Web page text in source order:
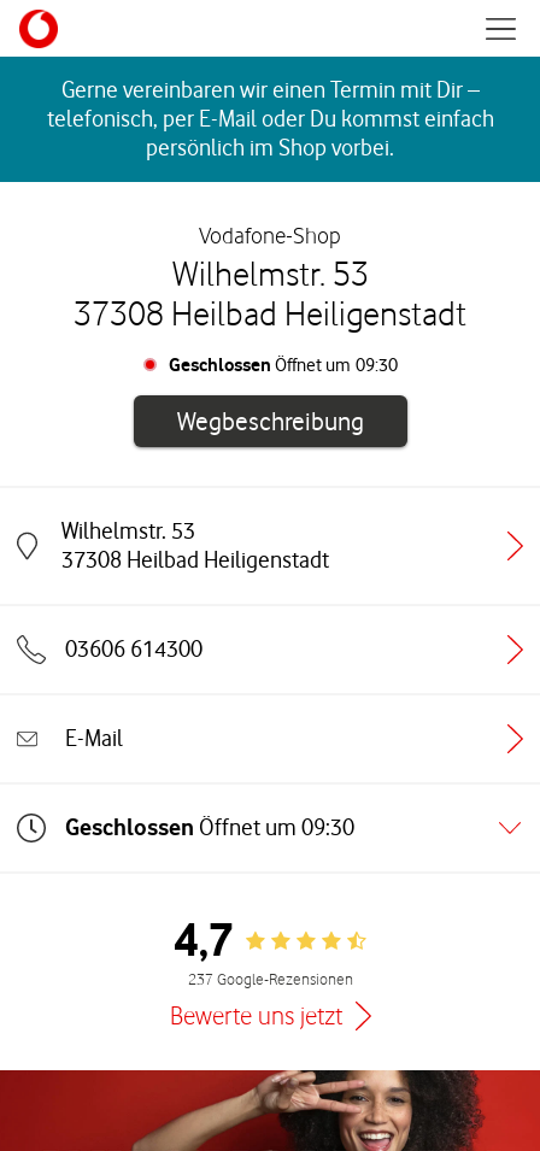
Skip to content
Gerne vereinbaren wir einen Termin mit Dir –
telefonisch, per E-Mail oder Du kommst einfach
persönlich im Shop vorbei.
Vodafone-Shop
Wilhelmstr. 53
37308 Heilbad Heiligenstadt
Geschlossen Öffnet um 09:30
WegbeschreibungLink öffnet in
Wilhelmstr. 53
37308 Heilbad Heiligenstadt
Link öffnet in einem neuen Tab
03606 614300
E-Mail
Geschlossen Öffnet um 09:30
4,7 Rating 4.7
237 Google-Rezensionen
Bewerte uns jetzt